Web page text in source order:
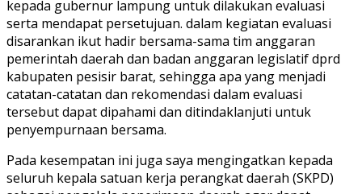
kepada gubernur lampung untuk dilakukan evaluasi
serta mendapat persetujuan. dalam kegiatan evaluasi
disarankan ikut hadir bersama-sama tim anggaran
pemerintah daerah dan badan anggaran legislatif dprd
kabupaten pesisir barat, sehingga apa yang menjadi
catatan-catatan dan rekomendasi dalam evaluasi
tersebut dapat dipahami dan ditindaklanjuti untuk
penyempurnaan bersama.
Pada kesempatan ini juga saya mengingatkan kepada
seluruh kepala satuan kerja perangkat daerah (SKPD)